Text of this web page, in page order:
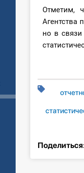
Отметим,
Агентства
но в